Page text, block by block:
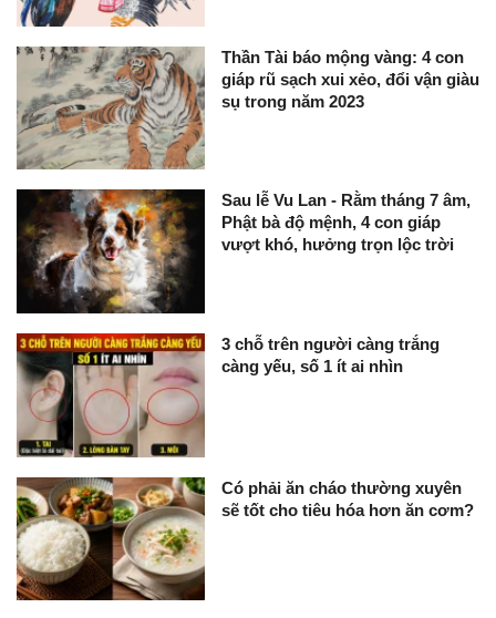
Thần Tài báo mộng vàng: 4 con
giáp rũ sạch xui xẻo, đổi vận giàu
sụ trong năm 2023
Sau lễ Vu Lan - Rằm tháng 7 âm,
Phật bà độ mệnh, 4 con giáp
vượt khó, hưởng trọn lộc trời
3 chỗ trên người càng trắng
càng yếu, số 1 ít ai nhìn
Có phải ăn cháo thường xuyên
sẽ tốt cho tiêu hóa hơn ăn cơm?